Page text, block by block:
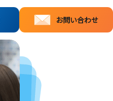
お問い合わせ